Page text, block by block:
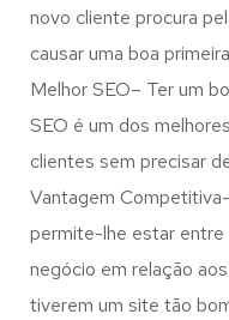
novo cliente procura
causar uma boa
Melhor SEO– Ter um
SEO é um dos
clientes sem precisar
Vantagem
permite-lhe estar entre
negócio em relação
tiverem um site tão